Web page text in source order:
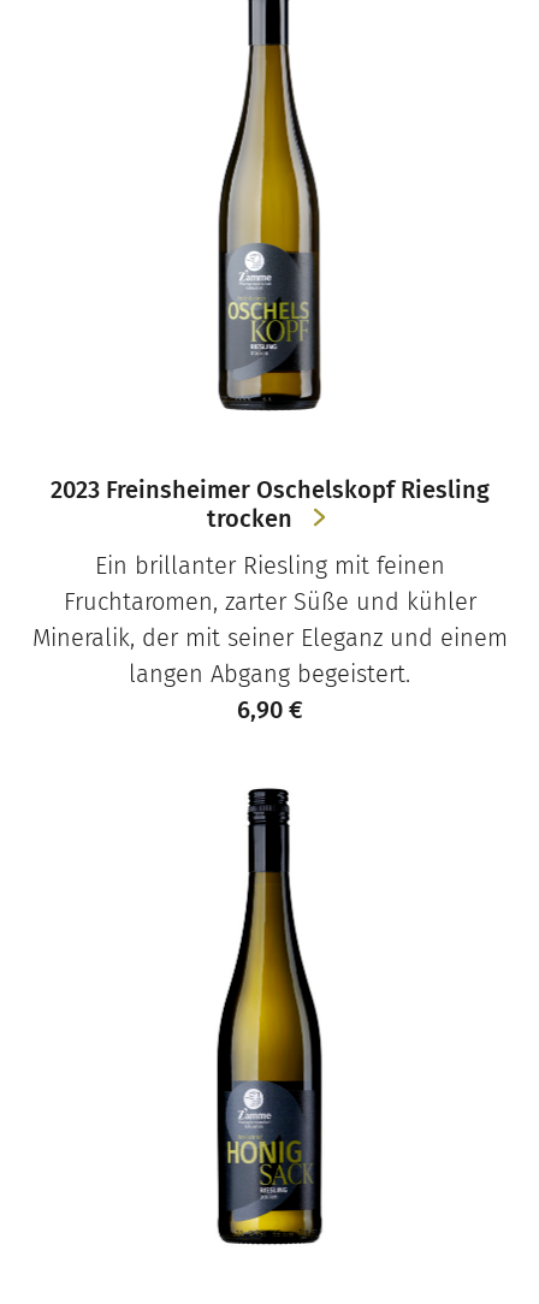
2023 Freinsheimer Oschelskopf Riesling
trocken
Ein brillanter Riesling mit feinen
Fruchtaromen, zarter Süße und kühler
Mineralik, der mit seiner Eleganz und einem
langen Abgang begeistert.
6,90 €